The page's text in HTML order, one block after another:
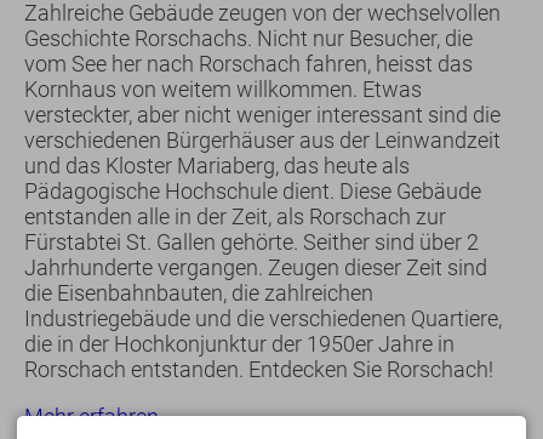
Zahlreiche Gebäude zeugen von der wechselvollen
Geschichte Rorschachs. Nicht nur Besucher, die
vom See her nach Rorschach fahren, heisst das
Kornhaus von weitem willkommen. Etwas
versteckter, aber nicht weniger interessant sind die
verschiedenen Bürgerhäuser aus der Leinwandzeit
und das Kloster Mariaberg, das heute als
Pädagogische Hochschule dient. Diese Gebäude
entstanden alle in der Zeit, als Rorschach zur
Fürstabtei St. Gallen gehörte. Seither sind über 2
Jahrhunderte vergangen. Zeugen dieser Zeit sind
die Eisenbahnbauten, die zahlreichen
Industriegebäude und die verschiedenen Quartiere,
die in der Hochkonjunktur der 1950er Jahre in
Rorschach entstanden. Entdecken Sie Rorschach!
Mehr erfahren